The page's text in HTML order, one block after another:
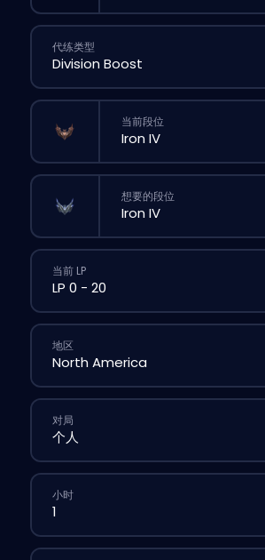
代练类型
当前段位
想要的段位
当前 LP
地区
对局
小时